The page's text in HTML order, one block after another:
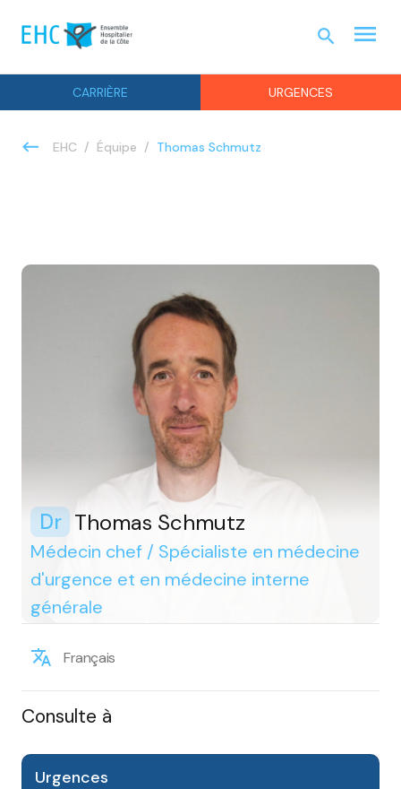
CARRIÈRE URGENCES
search menu
EHC Équipe Thomas Schmutz
Dr Thomas Schmutz
Médecin chef / Spécialiste en médecine
d'urgence et en médecine interne
générale
Français
Consulte à
Urgences